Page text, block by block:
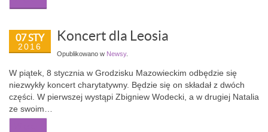
07 STY
2016
Koncert dla Leosia
Opublikowano w Newsy.
W piątek, 8 stycznia w Grodzisku Mazowieckim odbędzie się
niezwykły koncert charytatywny. Będzie się on składał z dwóch
części. W pierwszej wystąpi Zbigniew Wodecki, a w drugiej Natalia
ze swoim…